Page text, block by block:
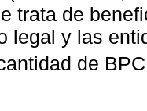
trata de
legal y las
de